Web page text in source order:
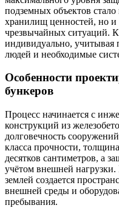
подземных объектов
хранилищ ценностей, но и
чрезвычайных ситуаций.
индивидуально, учитывая
людей и необходимые
Особенности
бункеров
Процесс начинается с
конструкций из
долговечность
класса прочности,
десятков сантиметров, а
учётом внешней
землей создается
внешней среды и
пребывания.